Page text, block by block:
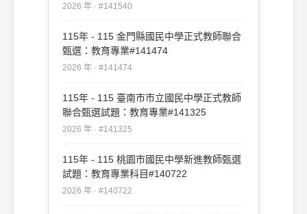
2026 年 · #141540
115年 - 115 金門縣國民中學正式教師聯合
甄選：教育專業#141474
2026 年 · #141474
115年 - 115 臺南市市立國民中學正式教師
聯合甄選試題：教育專業#141325
2026 年 · #141325
115年 - 115 桃園市國民中學新進教師甄選
試題：教育專業科目#140722
2026 年 · #140722